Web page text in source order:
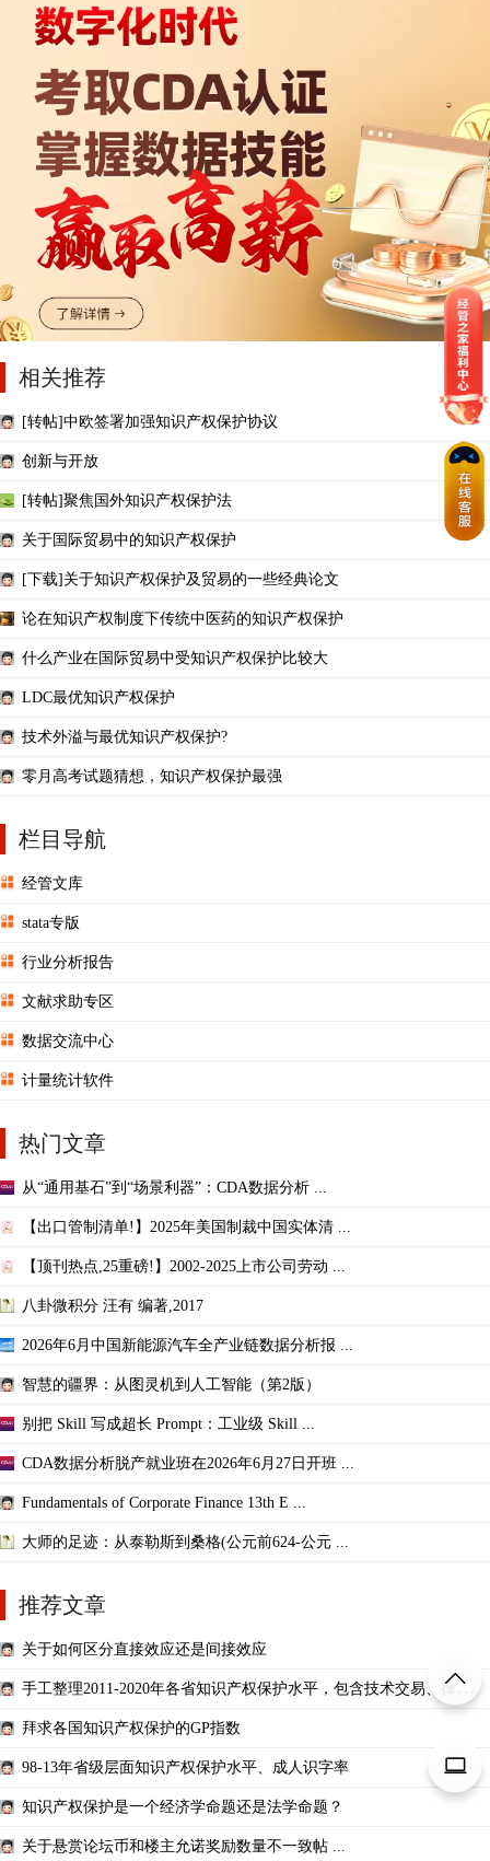
相关推荐
[转帖]中欧签署加强知识产权保护协议
创新与开放
[转帖]聚焦国外知识产权保护法
关于国际贸易中的知识产权保护
[下载]关于知识产权保护及贸易的一些经典论文
论在知识产权制度下传统中医药的知识产权保护
什么产业在国际贸易中受知识产权保护比较大
LDC最优知识产权保护
技术外溢与最优知识产权保护?
零月高考试题猜想，知识产权保护最强
栏目导航
经管文库
stata专版
行业分析报告
文献求助专区
数据交流中心
计量统计软件
热门文章
从“通用基石”到“场景利器”：CDA数据分析 ...
【出口管制清单!】2025年美国制裁中国实体清 ...
【顶刊热点,25重磅!】2002-2025上市公司劳动 ...
八卦微积分 汪有 编著,2017
2026年6月中国新能源汽车全产业链数据分析报 ...
智慧的疆界：从图灵机到人工智能（第2版）
别把 Skill 写成超长 Prompt：工业级 Skill ...
CDA数据分析脱产就业班在2026年6月27日开班 ...
Fundamentals of Corporate Finance 13th E ...
大师的足迹：从泰勒斯到桑格(公元前624-公元 ...
推荐文章
关于如何区分直接效应还是间接效应
手工整理2011-2020年各省知识产权保护水平，包含技术交易、律师人
拜求各国知识产权保护的GP指数
98-13年省级层面知识产权保护水平、成人识字率
知识产权保护是一个经济学命题还是法学命题？
关于悬赏论坛币和楼主允诺奖励数量不一致帖 ...